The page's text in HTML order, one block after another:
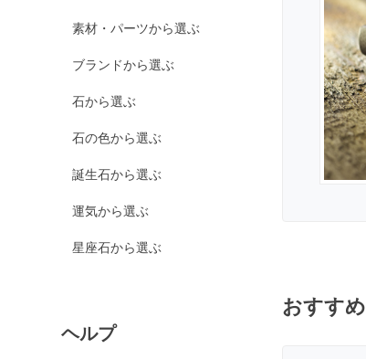
ピンクカルサイト
イエローカルサイト
オレンジカルサイト
カルセドニー各種
ホワイトカルセドニー
素材・パーツから選ぶ
ブランドから選ぶ
石から選ぶ
石の色から選ぶ
誕生石から選ぶ
運気から選ぶ
星座石から選ぶ
ヘルプ
おすすめ